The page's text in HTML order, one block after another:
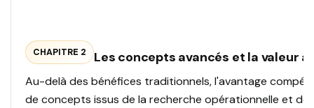
CHAPITRE 2 Les concepts avancés et la valeur
Au-delà des bénéfices traditionnels, l'avantage
de concepts issus de la recherche opérationnelle et de